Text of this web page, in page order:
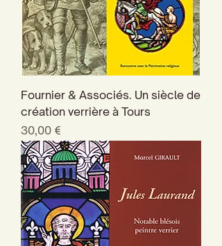
Fournier & Associés. Un siècle de
création verrière à Tours
Prix
30,00 €